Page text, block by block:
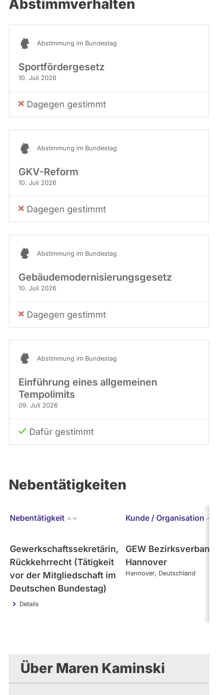
Abstimmverhalten
Abstimmung im Bundestag
Sportfördergesetz
10. Juli 2026
Dagegen gestimmt
Abstimmung im Bundestag
GKV-Reform
10. Juli 2026
Dagegen gestimmt
Abstimmung im Bundestag
Gebäudemodernisierungsgesetz
10. Juli 2026
Dagegen gestimmt
Abstimmung im Bundestag
Einführung eines allgemeinen
Tempolimits
09. Juli 2026
Dafür gestimmt
Nebentätigkeiten
Nebentätigkeit Kunde / Organisation
Gewerkschaftssekretärin,
Rückkehrrecht (Tätigkeit
vor der Mitgliedschaft im
Deutschen Bundestag)
Details
GEW Bezirksverband
Hannover
Hannover Deutschland
Über Maren Kaminski